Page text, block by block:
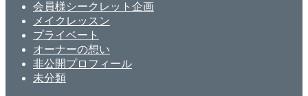
会員様シークレット企画
メイクレッスン
プライベート
オーナーの想い
非公開プロフィール
未分類